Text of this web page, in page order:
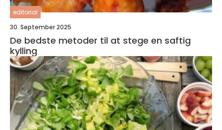
editorial
30. September 2025
De bedste metoder til at stege en saftig
kylling